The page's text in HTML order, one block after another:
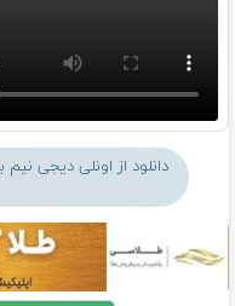
دانلود از اونلی دیجی